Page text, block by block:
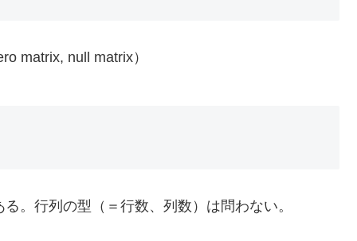
matrix, null matrix）
。行列の型（＝行数、列数）は問わない。